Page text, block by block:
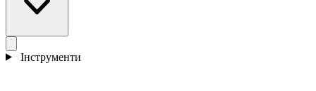
Інструменти